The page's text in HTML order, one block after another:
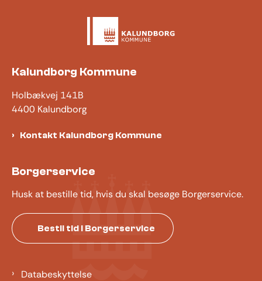
Kalundborg Kommune
Holbækvej 141B
4400 Kalundborg
Kontakt Kalundborg Kommune
Borgerservice
Husk at bestille tid, hvis du skal besøge Borgerservice.
Bestil tid i Borgerservice
Databeskyttelse